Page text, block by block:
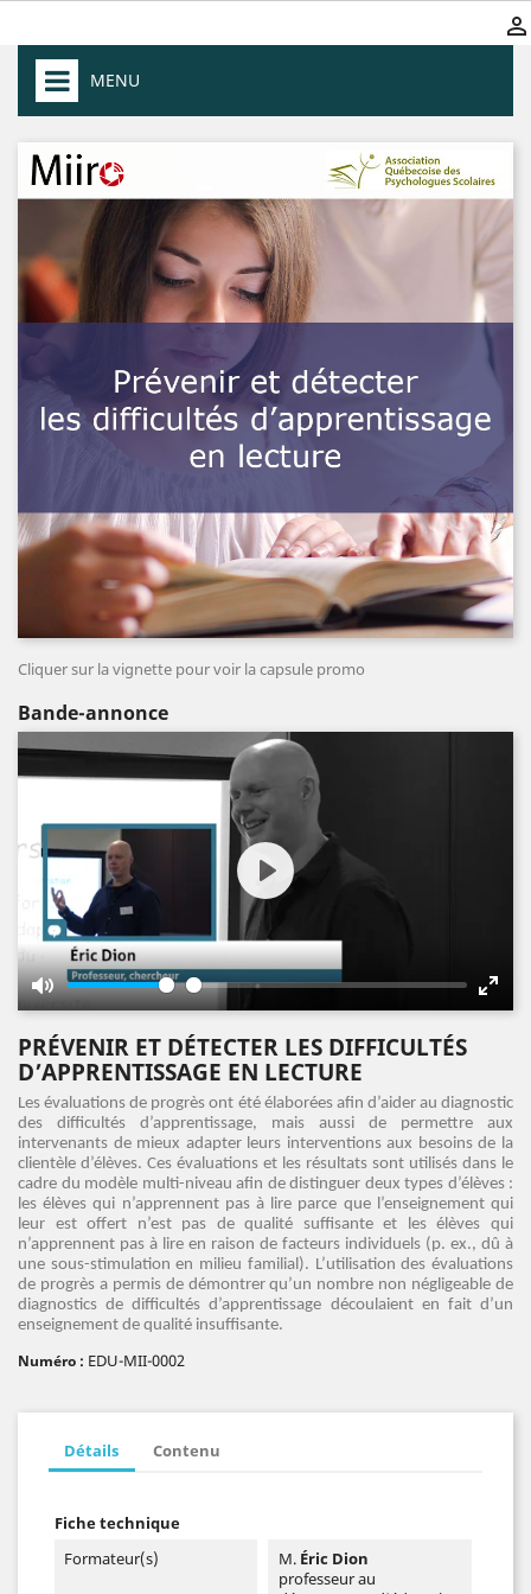

MENU
Cliquer sur la vignette pour voir la capsule promo
Bande-annonce
Mute
Enter
Play
PRÉVENIR ET DÉTECTER LES DIFFICULTÉS
D’APPRENTISSAGE EN LECTURE
Les évaluations de progrès ont été élaborées afin d’aider au diagnostic
des difficultés d’apprentissage, mais aussi de permettre aux
intervenants de mieux adapter leurs interventions aux besoins de la
clientèle d’élèves. Ces évaluations et les résultats sont utilisés dans le
cadre du modèle multi-niveau afin de distinguer deux types d’élèves :
les élèves qui n’apprennent pas à lire parce que l’enseignement qui
leur est offert n’est pas de qualité suffisante et les élèves qui
n’apprennent pas à lire en raison de facteurs individuels (p. ex., dû à
une sous-stimulation en milieu familial). L’utilisation des évaluations
de progrès a permis de démontrer qu’un nombre non négligeable de
diagnostics de difficultés d’apprentissage découlaient en fait d’un
enseignement de qualité insuffisante.
Numéro : EDU-MII-0002
Détails Contenu
Fiche technique
Formateur(s)
M. Éric Dion
professeur au